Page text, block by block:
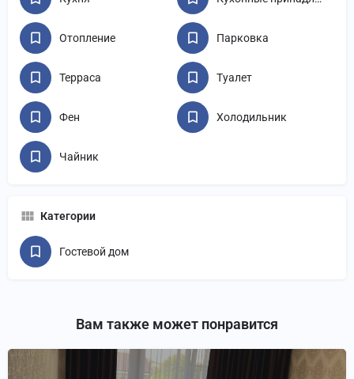
Отопление Парковка
Терраса Туалет
Фен Холодильник
Чайник
Категории
Гостевой дом
Вам также может понравится